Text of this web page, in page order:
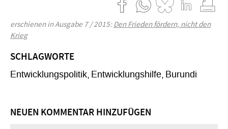
erschienen in Ausgabe 7 / 2015:Den Frieden fördern, nicht den
Krieg
SCHLAGWORTE
Entwicklungspolitik Entwicklungshilfe Burundi
NEUEN KOMMENTAR HINZUFÜGEN